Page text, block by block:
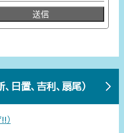
日置、吉利、扇尾）
）